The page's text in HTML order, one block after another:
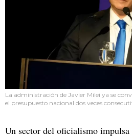
La administración de Javier Milei ya se
el presupuesto nacional dos veces
Un sector del oficialismo impulsa